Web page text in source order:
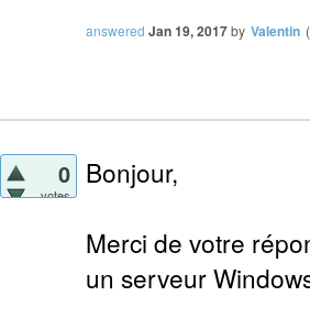
answered Jan 19, 2017by Valentin (
0
votes
Bonjour,
Merci de votre
un serveur